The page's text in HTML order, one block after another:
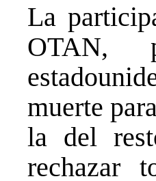
La
OTAN,
muerte
la del
rechazar